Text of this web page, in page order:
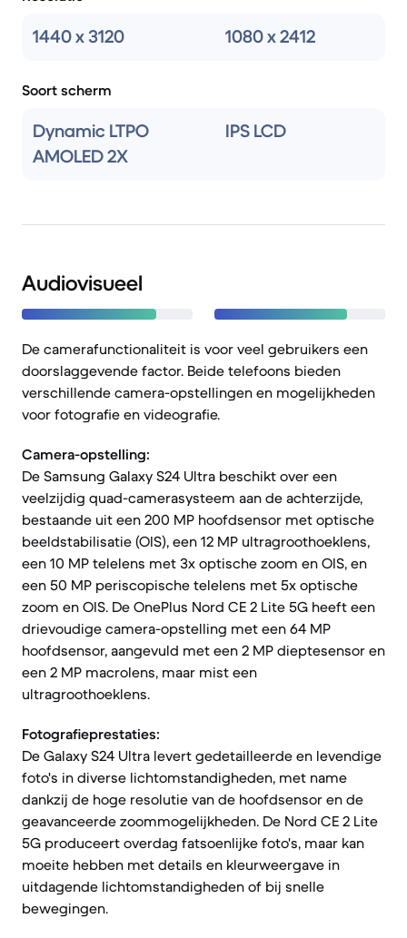
1440 x 3120 1080 x 2412
Soort scherm
Dynamic LTPO
AMOLED 2X
IPS LCD
Audiovisueel
De camerafunctionaliteit is voor veel gebruikers een
doorslaggevende factor. Beide telefoons bieden
verschillende camera-opstellingen en mogelijkheden
voor fotografie en videografie.
Camera-opstelling:
De Samsung Galaxy S24 Ultra beschikt over een
veelzijdig quad-camerasysteem aan de achterzijde,
bestaande uit een 200 MP hoofdsensor met optische
beeldstabilisatie (OIS), een 12 MP ultragroothoeklens,
een 10 MP telelens met 3x optische zoom en OIS, en
een 50 MP periscopische telelens met 5x optische
zoom en OIS. De OnePlus Nord CE 2 Lite 5G heeft een
drievoudige camera-opstelling met een 64 MP
hoofdsensor, aangevuld met een 2 MP dieptesensor en
een 2 MP macrolens, maar mist een
ultragroothoeklens.
Fotografieprestaties:
De Galaxy S24 Ultra levert gedetailleerde en levendige
foto's in diverse lichtomstandigheden, met name
dankzij de hoge resolutie van de hoofdsensor en de
geavanceerde zoommogelijkheden. De Nord CE 2 Lite
5G produceert overdag fatsoenlijke foto's, maar kan
moeite hebben met details en kleurweergave in
uitdagende lichtomstandigheden of bij snelle
bewegingen.